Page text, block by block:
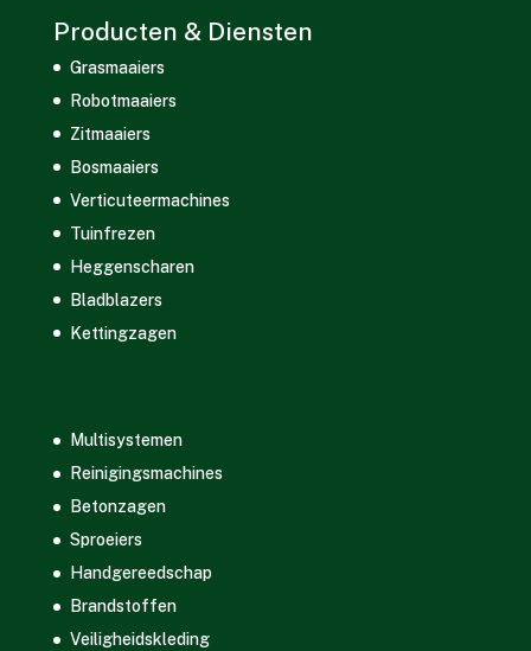
Producten & Diensten
Grasmaaiers
Robotmaaiers
Zitmaaiers
Bosmaaiers
Verticuteermachines
Tuinfrezen
Heggenscharen
Bladblazers
Kettingzagen
Multisystemen
Reinigingsmachines
Betonzagen
Sproeiers
Handgereedschap
Brandstoffen
Veiligheidskleding